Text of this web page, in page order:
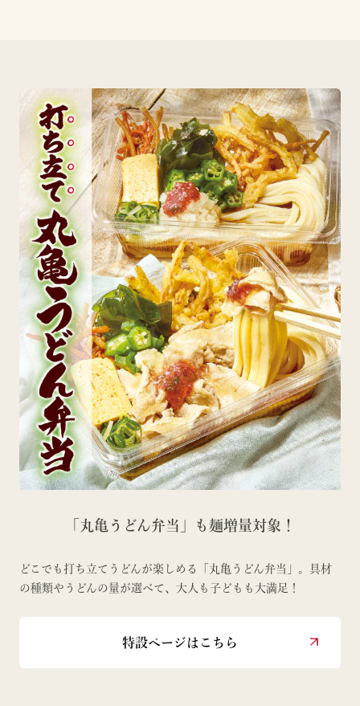
「丸亀うどん弁当」も麺増量対象！
どこでも打ち立てうどんが楽しめる「丸亀うどん弁当」。具材
の種類やうどんの量が選べて、大人も子どもも大満足！
特設ページはこちら